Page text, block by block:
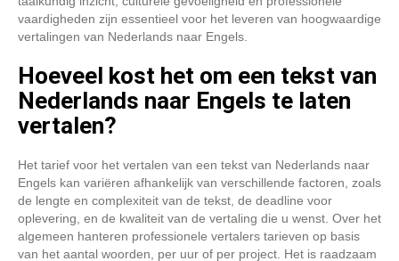
vaardigheden zijn essentieel voor het leveren van hoogwaardige
vertalingen van Nederlands naar Engels.
Hoeveel kost het om een tekst van
Nederlands naar Engels te laten
vertalen?
Het tarief voor het vertalen van een tekst van Nederlands naar
Engels kan variëren afhankelijk van verschillende factoren, zoals
de lengte en complexiteit van de tekst, de deadline voor
oplevering, en de kwaliteit van de vertaling die u wenst. Over het
algemeen hanteren professionele vertalers tarieven op basis
van het aantal woorden, per uur of per project. Het is raadzaam